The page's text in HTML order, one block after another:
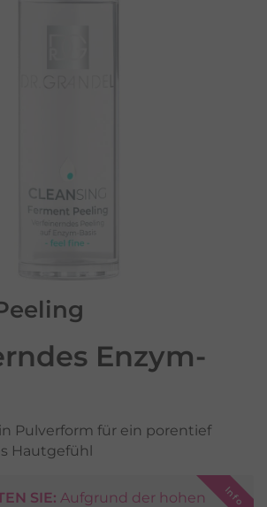
Enzym-
Pulverform für ein porentief
Hautgefühl
SIE: Aufgrund der hohen